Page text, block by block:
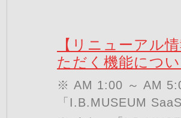
【リニューアル
ただく機能につ
※ AM 1:00 ～ AM
「I.B.MUSEUM